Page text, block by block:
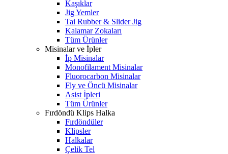
Kaşıklar
Jig Yemler
Tai Rubber & Slider Jig
Kalamar Zokaları
Tüm Ürünler
Misinalar ve İpler
İp Misinalar
Monofilament Misinalar
Fluorocarbon Misinalar
Fly ve Öncü Misinalar
Asist İpleri
Tüm Ürünler
Fırdöndü Klips Halka
Fırdöndüler
Klipsler
Halkalar
Çelik Tel